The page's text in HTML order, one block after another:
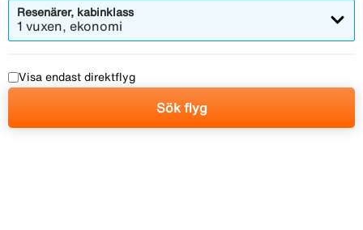
Resenärer, kabinklass
1 vuxen, ekonomi
Visa endast direktflyg
Sök flyg